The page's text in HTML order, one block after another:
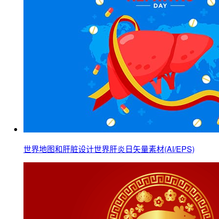
世界地图和肝脏设计世界肝炎日矢量素材(AI/EPS)